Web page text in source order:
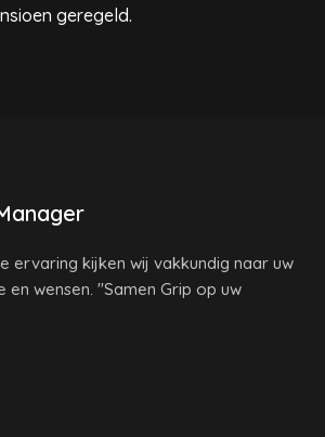
geregeld.
ervaring kijken wij vakkundig naar uw
en wensen. "Samen Grip op uw